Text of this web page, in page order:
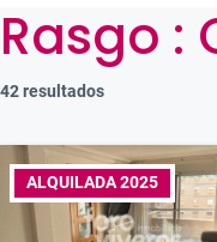
Rasgo :
42 resultados
ALQUILADA 2025